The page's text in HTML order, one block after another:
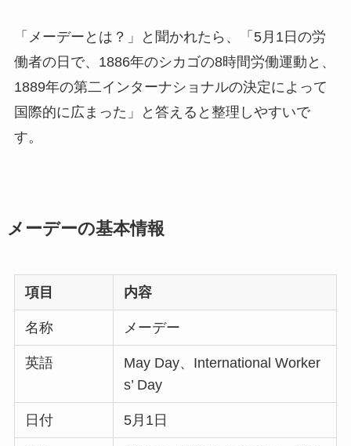
「メーデーとは？」と聞かれたら、「5月1日の労
働者の日で、1886年のシカゴの8時間労働運動と、
1889年の第二インターナショナルの決定によって
国際的に広まった」と答えると整理しやすいで
す。
メーデーの基本情報
項目 内容
名称 メーデー
英語
May Day、International Worker
s’ Day
日付 5月1日